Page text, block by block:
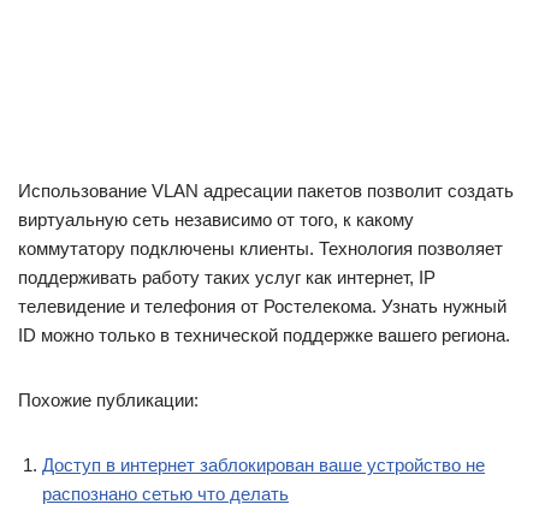
Использование VLAN адресации пакетов позволит создать
виртуальную сеть независимо от того, к какому
коммутатору подключены клиенты. Технология позволяет
поддерживать работу таких услуг как интернет, IP
телевидение и телефония от Ростелекома. Узнать нужный
ID можно только в технической поддержке вашего региона.
Похожие публикации:
Доступ в интернет заблокирован ваше устройство не
распознано сетью что делать